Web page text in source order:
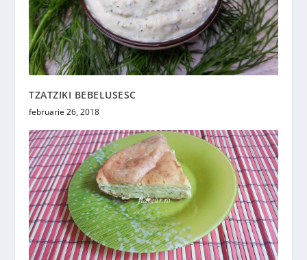
TZATZIKI BEBELUSESC
februarie 26, 2018